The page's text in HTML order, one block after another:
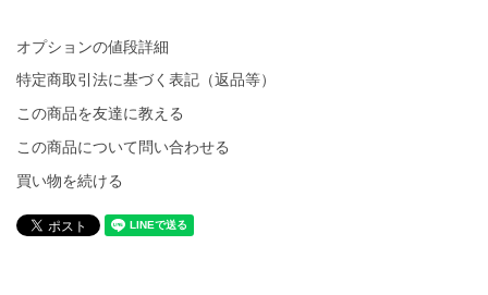
オプションの値段詳細
特定商取引法に基づく表記（返品等）
この商品を友達に教える
この商品について問い合わせる
買い物を続ける